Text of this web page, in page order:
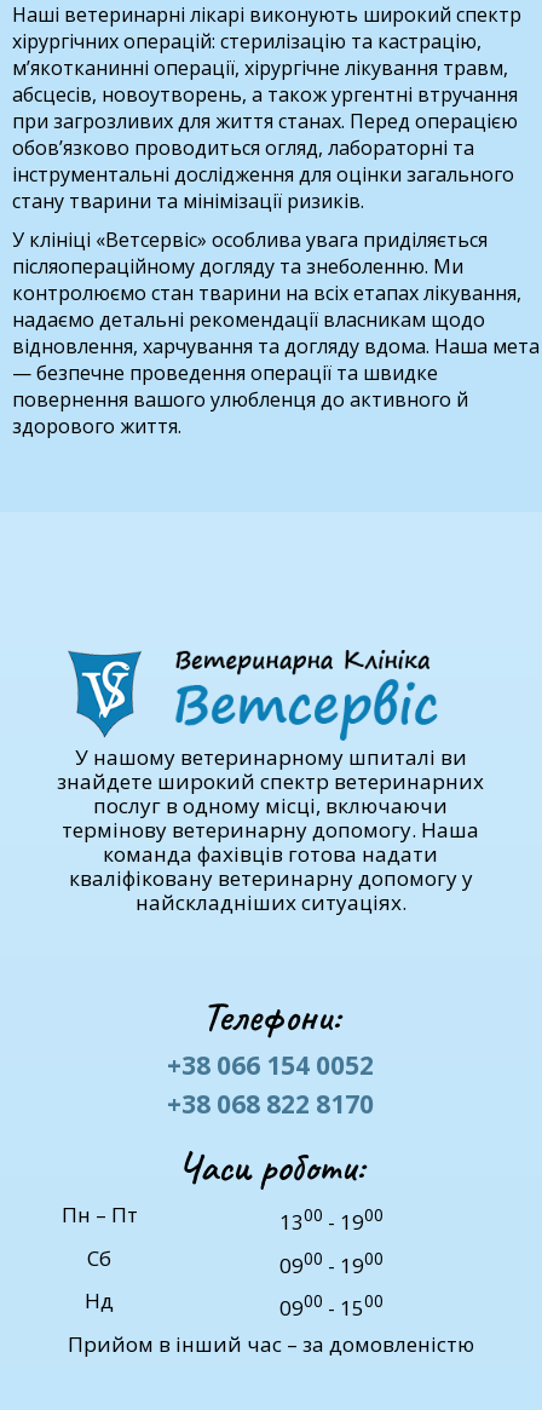
Наші ветеринарні лікарі виконують широкий спектр
хірургічних операцій: стерилізацію та кастрацію,
м’якотканинні операції, хірургічне лікування травм,
абсцесів, новоутворень, а також ургентні втручання
при загрозливих для життя станах. Перед операцією
обов’язково проводиться огляд, лабораторні та
інструментальні дослідження для оцінки загального
стану тварини та мінімізації ризиків.
У клініці «Ветсервіс» особлива увага приділяється
післяопераційному догляду та знеболенню. Ми
контролюємо стан тварини на всіх етапах лікування,
надаємо детальні рекомендації власникам щодо
відновлення, харчування та догляду вдома. Наша мета
— безпечне проведення операції та швидке
повернення вашого улюбленця до активного й
здорового життя.
У нашому ветеринарному шпиталі ви
знайдете широкий спектр ветеринарних
послуг в одному місці, включаючи
термінову ветеринарну допомогу. Наша
команда фахівців готова надати
кваліфіковану ветеринарну допомогу у
найскладніших ситуаціях.
Телефони:
+38 066 154 0052
+38 068 822 8170
Часи роботи:
Пн – Пт 1300 - 1900
Сб 0900 - 1900
Нд 0900 - 1500
Прийом в інший час – за домовленістю